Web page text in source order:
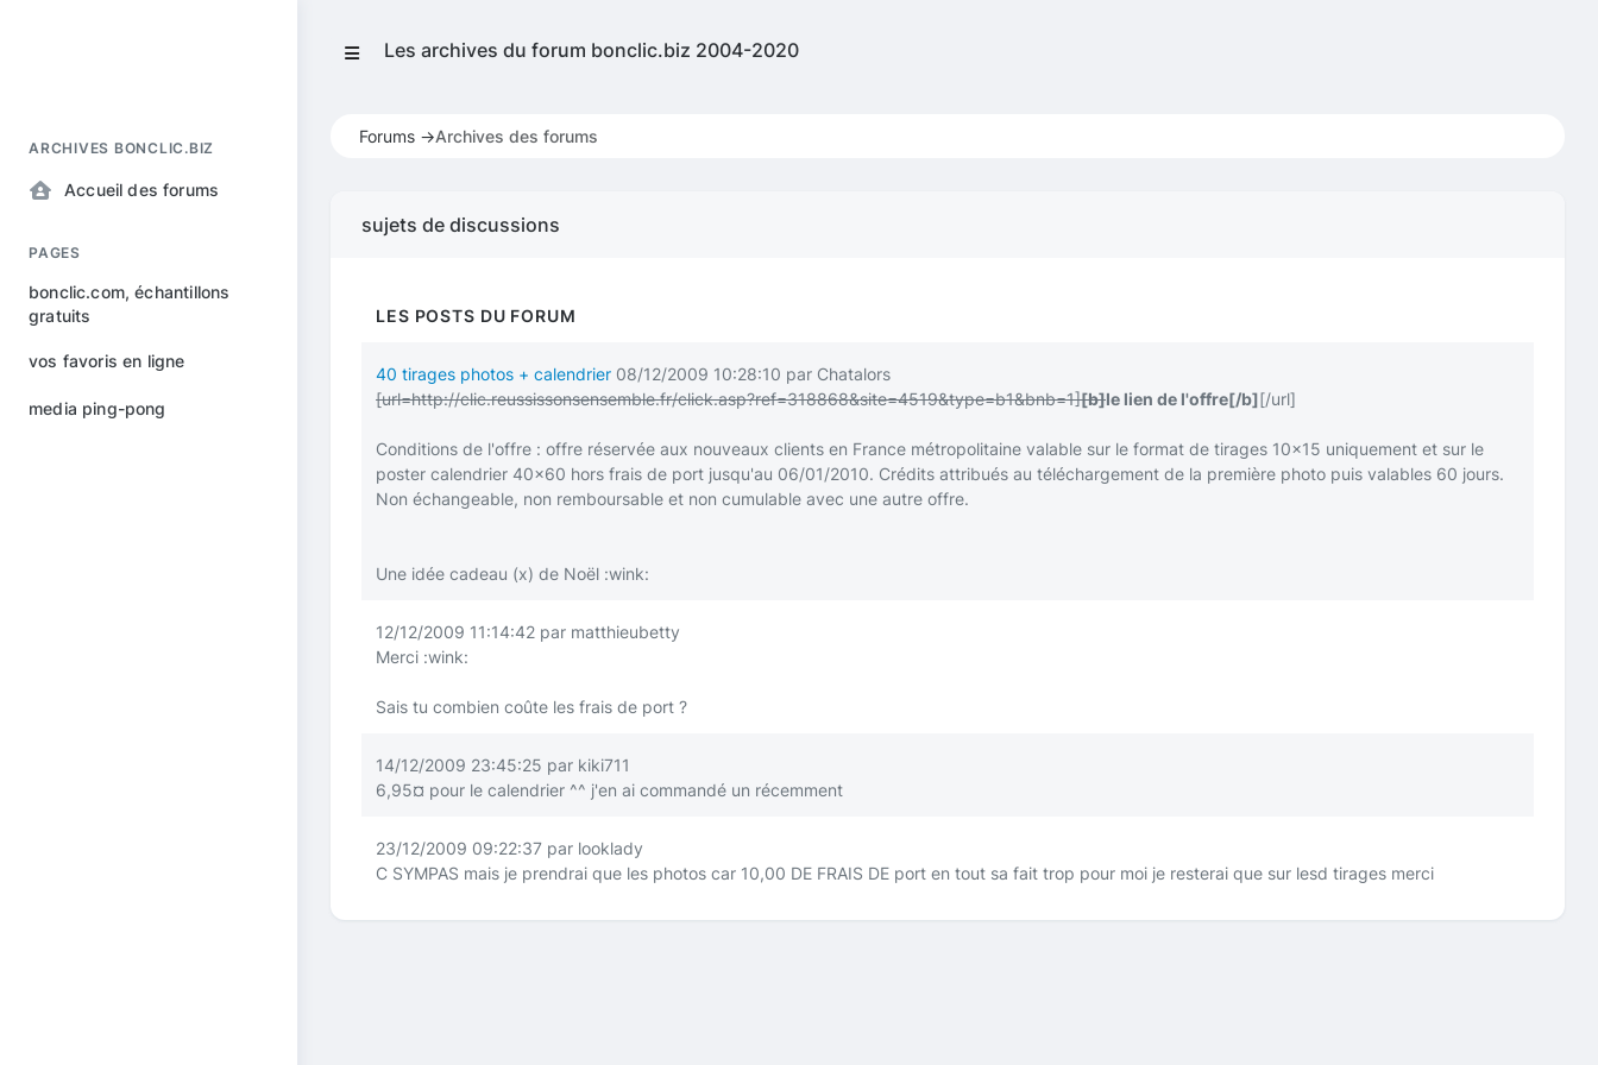
ARCHIVES BONCLIC.BIZ
Accueil des forums
PAGES
bonclic.com, échantillons
gratuits
vos favoris en ligne
media ping-pong
Les archives du forum bonclic.biz 2004-2020
Forums ->Archives des forums
sujets de discussions
LES POSTS DU FORUM
40 tirages photos + calendrier 08/12/2009 10:28:10 par Chatalors
[url=http://clic.reussissonsensemble.fr/click.asp?ref=318868&site=4519&type=b1&bnb=1][b]le lien de l'offre[/b][/url]
Conditions de l'offre : offre réservée aux nouveaux clients en France métropolitaine valable sur le format de tirages 10x15 uniquement et sur le
poster calendrier 40x60 hors frais de port jusqu'au 06/01/2010. Crédits attribués au téléchargement de la première photo puis valables 60 jours.
Non échangeable, non remboursable et non cumulable avec une autre offre.
Une idée cadeau (x) de Noël :wink:
12/12/2009 11:14:42 par matthieubetty
Merci :wink:
Sais tu combien coûte les frais de port ?
14/12/2009 23:45:25 par kiki711
6,95¤ pour le calendrier ^^ j'en ai commandé un récemment
23/12/2009 09:22:37 par looklady
C SYMPAS mais je prendrai que les photos car 10,00 DE FRAIS DE port en tout sa fait trop pour moi je resterai que sur lesd tirages merci